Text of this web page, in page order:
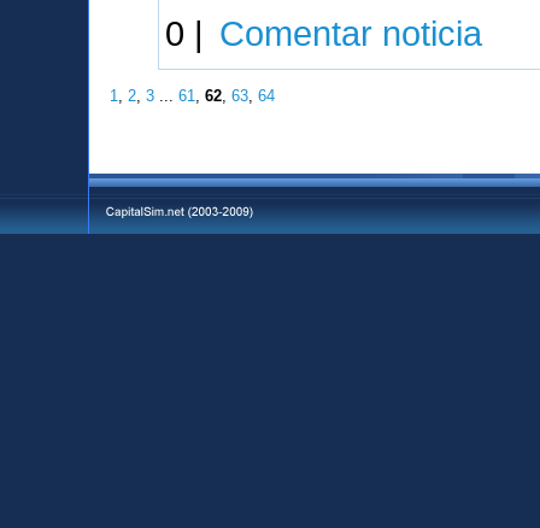
0 | Comentar noticia
1 2 ,3 ...61 ,62 ,63 ,64